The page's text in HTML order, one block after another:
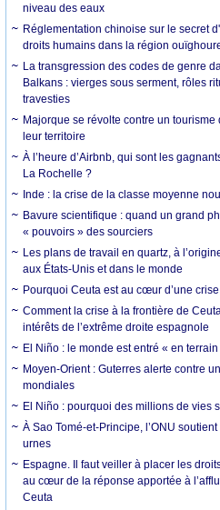
niveau des eaux
Réglementation chinoise sur le secret
droits humains dans la région
La transgression des codes de genre
Balkans : vierges sous serment, rôles
travesties
Majorque se révolte contre un
leur territoire
À l’heure d’Airbnb, qui sont les
La Rochelle ?
Inde : la crise de la classe moyenne
Bavure scientifique : quand un grand
« pouvoirs » des sourciers
Les plans de travail en quartz, à
aux États-Unis et dans le monde
Pourquoi Ceuta est au cœur d’une
Comment la crise à la frontière de
intérêts de l’extrême droite espagnole
El Niño : le monde est entré « en
Moyen-Orient : Guterres alerte contre
mondiales
El Niño : pourquoi des millions de vies
À Sao Tomé-et-Principe, l’ONU
urnes
Espagne. Il faut veiller à placer les
au cœur de la réponse apportée à
Ceuta